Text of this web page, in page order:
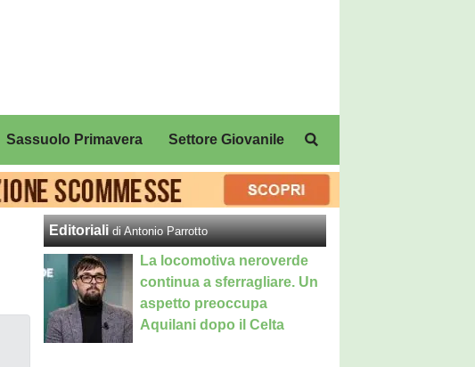
Sassuolo Primavera Settore Giovanile
Editoriali di Antonio Parrotto
La locomotiva neroverde
continua a sferragliare. Un
aspetto preoccupa
Aquilani dopo il Celta